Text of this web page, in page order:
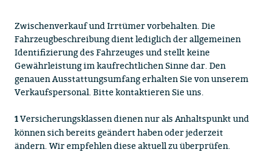
Zwischenverkauf und Irrtümer vorbehalten. Die
Fahrzeugbeschreibung dient lediglich der allgemeinen
Identifizierung des Fahrzeuges und stellt keine
Gewährleistung im kaufrechtlichen Sinne dar. Den
genauen Ausstattungsumfang erhalten Sie von unserem
Verkaufspersonal. Bitte kontaktieren Sie uns.
1Versicherungsklassen dienen nur als Anhaltspunkt und
können sich bereits geändert haben oder jederzeit
ändern. Wir empfehlen diese aktuell zu überprüfen.